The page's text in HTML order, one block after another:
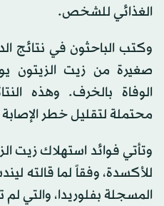
الغذائي للشخص.
وكتب الباحثون في نتائج
صغيرة من زيت الزيتون
الوفاة بالخرف. وهذه
محتملة لتقليل خطر الإصابة
وتأتي فوائد استهلاك زيت
للأكسدة، وفقاً لما قالته
المسجلة بفلوريدا، والتي